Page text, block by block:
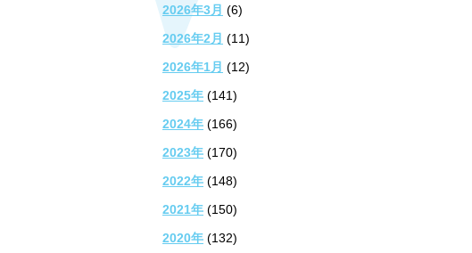
2026年3月 (6)
2026年2月 (11)
2026年1月 (12)
2025年 (141)
2024年 (166)
2023年 (170)
2022年 (148)
2021年 (150)
2020年 (132)